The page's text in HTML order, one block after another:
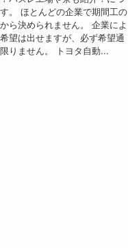
。 ほとんどの企業で期間工の
ら決められません。 企業によ
望は出せますが、必ず希望通
りません。 トヨタ自動...